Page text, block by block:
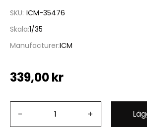
SKU ICM-35476
Skala 1/35
ManufacturerICM
339,00 kr
- +
Kapitan 2-door Saloon, WWII
bildgalleriet